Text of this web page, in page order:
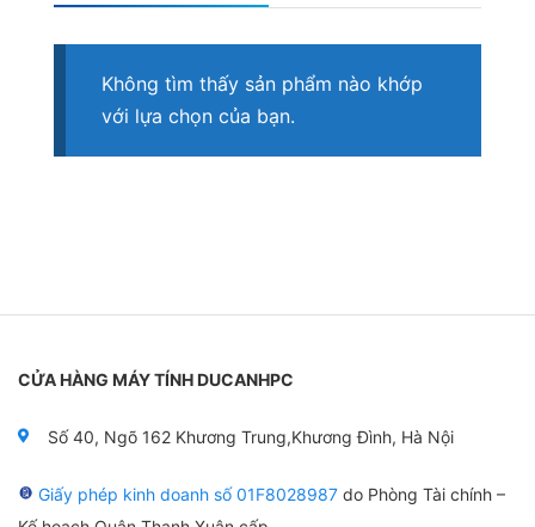
Không tìm thấy sản phẩm nào khớp
với lựa chọn của bạn.
CỬA HÀNG MÁY TÍNH DUCANHPC
Số 40, Ngõ 162 Khương Trung,Khương Đình, Hà Nội
Giấy phép kinh doanh số 01F8028987 do Phòng Tài chính –